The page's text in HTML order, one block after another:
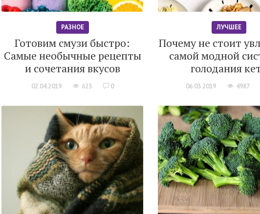
РАЗНОЕ
Готовим смузи быстро:
Самые необычные рецепты
и сочетания вкусов
02.04.2019 623 0
ЛУЧШЕЕ
Почему не стоит
самой модной
голодания
06.03.2019 4987